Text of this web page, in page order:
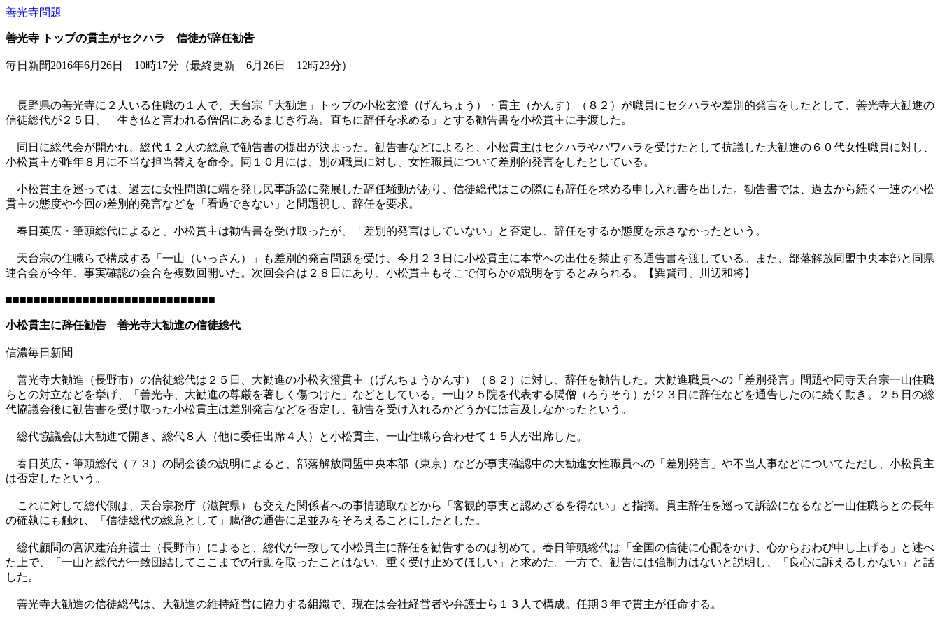
善光寺問題
善光寺 トップの貫主がセクハラ 信徒が辞任勧告
毎日新聞2016年6月26日 10時17分（最終更新 6月26日 12時23分）
長野県の善光寺に２人いる住職の１人で、天台宗「大勧進」トップの小松玄澄（げんちょう）・貫主（かんす）（８２）が職員にセクハラや差別的発言をしたとして、善光寺大勧進の
信徒総代が２５日、「生き仏と言われる僧侶にあるまじき行為。直ちに辞任を求める」とする勧告書を小松貫主に手渡した。
同日に総代会が開かれ、総代１２人の総意で勧告書の提出が決まった。勧告書などによると、小松貫主はセクハラやパワハラを受けたとして抗議した大勧進の６０代女性職員に対し、
小松貫主が昨年８月に不当な担当替えを命令。同１０月には、別の職員に対し、女性職員について差別的発言をしたとしている。
小松貫主を巡っては、過去に女性問題に端を発し民事訴訟に発展した辞任騒動があり、信徒総代はこの際にも辞任を求める申し入れ書を出した。勧告書では、過去から続く一連の小松
貫主の態度や今回の差別的発言などを「看過できない」と問題視し、辞任を要求。
春日英広・筆頭総代によると、小松貫主は勧告書を受け取ったが、「差別的発言はしていない」と否定し、辞任をするか態度を示さなかったという。
天台宗の住職らで構成する「一山（いっさん）」も差別的発言問題を受け、今月２３日に小松貫主に本堂への出仕を禁止する通告書を渡している。また、部落解放同盟中央本部と同県
連合会が今年、事実確認の会合を複数回開いた。次回会合は２８日にあり、小松貫主もそこで何らかの説明をするとみられる。【巽賢司、川辺和将】
■■■■■■■■■■■■■■■■■■■■■■■■■■■■■■
小松貫主に辞任勧告 善光寺大勧進の信徒総代
信濃毎日新聞
善光寺大勧進（長野市）の信徒総代は２５日、大勧進の小松玄澄貫主（げんちょうかんす）（８２）に対し、辞任を勧告した。大勧進職員への「差別発言」問題や同寺天台宗一山住職
らとの対立などを挙げ、「善光寺、大勧進の尊厳を著しく傷つけた」などとしている。一山２５院を代表する臈僧（ろうそう）が２３日に辞任などを通告したのに続く動き。２５日の総
代協議会後に勧告書を受け取った小松貫主は差別発言などを否定し、勧告を受け入れるかどうかには言及しなかったという。
総代協議会は大勧進で開き、総代８人（他に委任出席４人）と小松貫主、一山住職ら合わせて１５人が出席した。
春日英広・筆頭総代（７３）の閉会後の説明によると、部落解放同盟中央本部（東京）などが事実確認中の大勧進女性職員への「差別発言」や不当人事などについてただし、小松貫主
は否定したという。
これに対して総代側は、天台宗務庁（滋賀県）も交えた関係者への事情聴取などから「客観的事実と認めざるを得ない」と指摘。貫主辞任を巡って訴訟になるなど一山住職らとの長年
の確執にも触れ、「信徒総代の総意として」臈僧の通告に足並みをそろえることにしたとした。
総代顧問の宮沢建治弁護士（長野市）によると、総代が一致して小松貫主に辞任を勧告するのは初めて。春日筆頭総代は「全国の信徒に心配をかけ、心からおわび申し上げる」と述べ
た上で、「一山と総代が一致団結してここまでの行動を取ったことはない。重く受け止めてほしい」と求めた。一方で、勧告には強制力はないと説明し、「良心に訴えるしかない」と話
した。
善光寺大勧進の信徒総代は、大勧進の維持経営に協力する組織で、現在は会社経営者や弁護士ら１３人で構成。任期３年で貫主が任命する。